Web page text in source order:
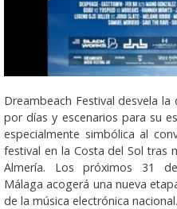
Dreambeach Festival desvela
por días y escenarios para su
especialmente simbólica al
festival en la Costa del Sol tras
Almería. Los próximos 31
Málaga acogerá una nueva
de la música electrónica nacional.